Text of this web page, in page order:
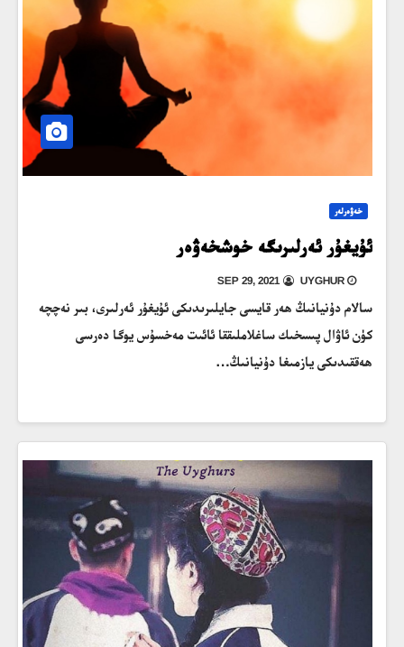
خەۋەرلەر
ئۇيغۇر ئەرلىرىگە خوشخەۋەر
SEP 29, 2021 UYGHUR
سالام دۇنيانىڭ ھەر قايسى جايلىرىدىكى ئۇيغۇر ئەرلىرى، بىر نەچچە
كۈن ئاۋال پىسخىك ساغلاملىققا ئائىت مەخسۇس يوگا دەرسى
ھەققىدىكى يازمىغا دۇنيانىڭ…